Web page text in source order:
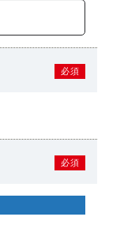
必須
必須